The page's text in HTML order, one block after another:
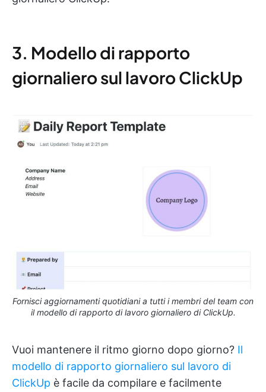
3. Modello di rapporto
giornaliero sul lavoro ClickUp
Fornisci aggiornamenti quotidiani a tutti i membri del team con
il modello di rapporto di lavoro giornaliero di ClickUp.
Vuoi mantenere il ritmo giorno dopo giorno? Il
modello di rapporto giornaliero sul lavoro di
ClickUp è facile da compilare e facilmente